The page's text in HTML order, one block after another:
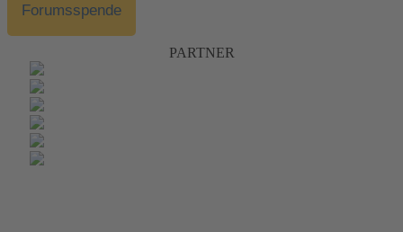
Forumsspende
PARTNER